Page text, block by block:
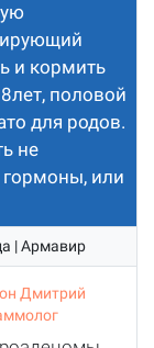
и кормить
половой
для родов.
не
или
| Армавир
Дмитрий